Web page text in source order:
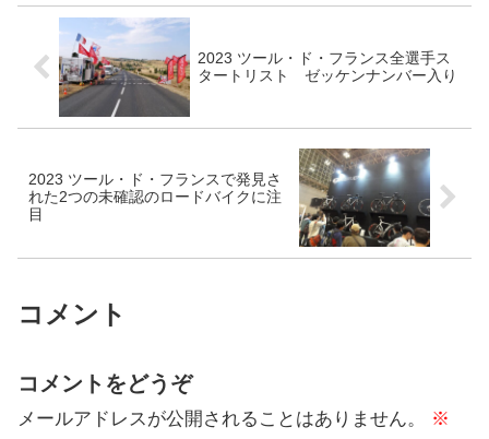
2023 ツール・ド・フランス全選手ス
タートリスト ゼッケンナンバー入り
2023 ツール・ド・フランスで発見さ
れた2つの未確認のロードバイクに注
目
コメント
コメントをどうぞ
メールアドレスが公開されることはありません。
※